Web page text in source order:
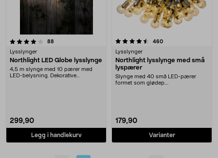
88
Lysslynger
Northlight LED Globe lysslynge
4,5 m slynge med 10 pærer med
LED-belysning. Dekorative
299,90
Legg i handlekurv
4.5 av 5 stjerner 460anmeldelser
Lysslynger
Northlight lysslynge med små
lyspærer
Slynge med 40 små LED-pærer
formet som glødep....
179,90
Varianter